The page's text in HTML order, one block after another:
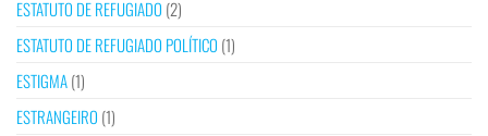
ESTATUTO DE REFUGIADO (2)
ESTATUTO DE REFUGIADO POLÍTICO (1)
ESTIGMA(1)
ESTRANGEIRO (1)